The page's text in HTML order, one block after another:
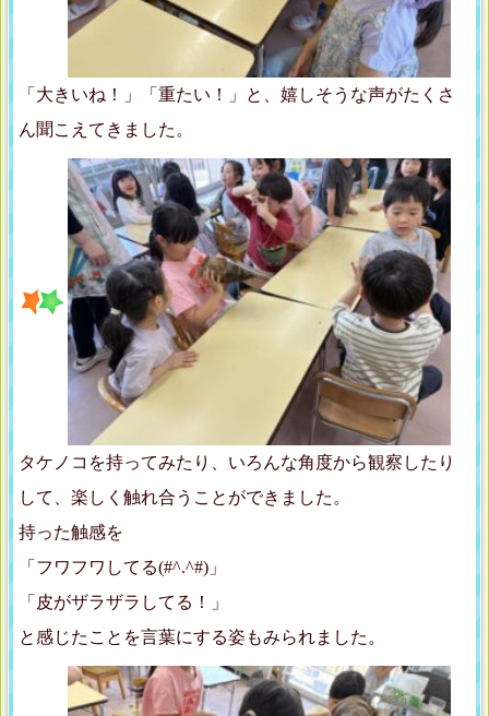
「大きいね！」「重たい！」と、嬉しそうな声がたくさ
ん聞こえてきました。
タケノコを持ってみたり、いろんな角度から観察したり
して、楽しく触れ合うことができました。
持った触感を
「フワフワしてる(#^.^#)」
「皮がザラザラしてる！」
と感じたことを言葉にする姿もみられました。